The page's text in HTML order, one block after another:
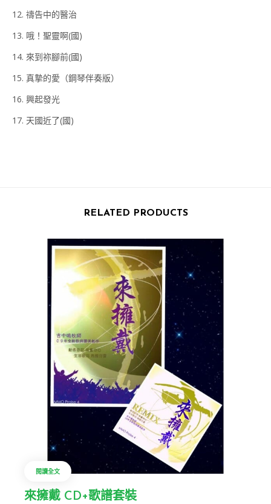
12. 禱告中的醫治
13. 哦！聖靈啊(國)
14. 來到祢腳前(國)
15. 真摯的愛（鋼琴伴奏版）
16. 興起發光
17. 天國近了(國)
RELATED PRODUCTS
閱讀全文
來擁戴 CD+歌譜套裝